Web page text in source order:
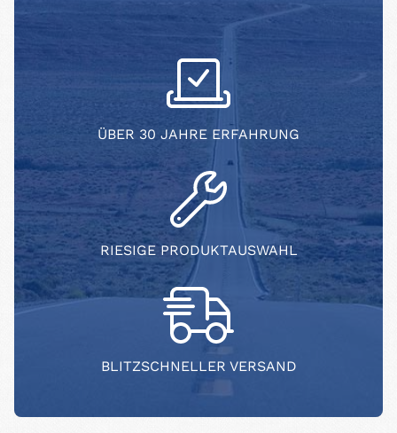
ÜBER 30 JAHRE ERFAHRUNG
RIESIGE PRODUKTAUSWAHL
BLITZSCHNELLER VERSAND